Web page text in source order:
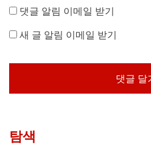
댓글 알림 이메일 받기
새 글 알림 이메일 받기
탐색